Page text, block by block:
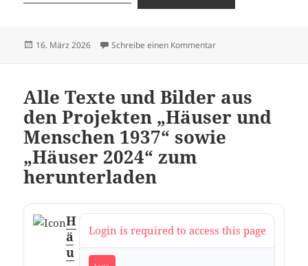
Veröffentlicht
16. März 2026 Schreibe einen Kommentarzu Unfall auf der
Alle Texte und Bilder aus
den Projekten „Häuser und
Menschen 1937“ sowie
„Häuser 2024“ zum
herunterladen
H
ä
u
Login is required to access this page